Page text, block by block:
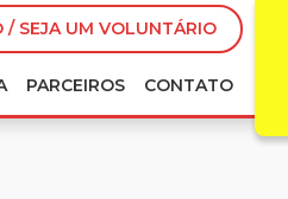
/ SEJA UM VOLUNTÁRIO
PARCEIROS CONTATO